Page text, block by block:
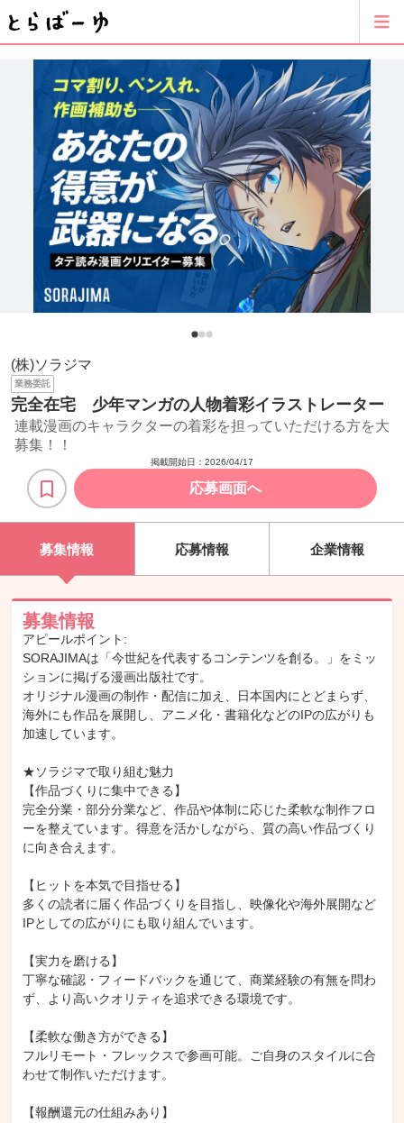
(株)ソラジマ
業務委託
完全在宅 少年マンガの人物着彩イラストレーター
連載漫画のキャラクターの着彩を担っていただける方を大
募集！！
掲載開始日： 2026/04/17
応募画面へ
募集情報 応募情報 企業情報
募集情報
アピールポイント:
SORAJIMAは「今世紀を代表するコンテンツを創る。」をミッ
ションに掲げる漫画出版社です。
オリジナル漫画の制作・配信に加え、日本国内にとどまらず、
海外にも作品を展開し、アニメ化・書籍化などのIPの広がりも
加速しています。
★ソラジマで取り組む魅力
【作品づくりに集中できる】
完全分業・部分分業など、作品や体制に応じた柔軟な制作フロ
ーを整えています。得意を活かしながら、質の高い作品づくり
に向き合えます。
【ヒットを本気で目指せる】
多くの読者に届く作品づくりを目指し、映像化や海外展開など
IPとしての広がりにも取り組んでいます。
【実力を磨ける】
丁寧な確認・フィードバックを通じて、商業経験の有無を問わ
ず、より高いクオリティを追求できる環境です。
【柔軟な働き方ができる】
フルリモート・フレックスで参画可能。ご自身のスタイルに合
わせて制作いただけます。
【報酬還元の仕組みあり】